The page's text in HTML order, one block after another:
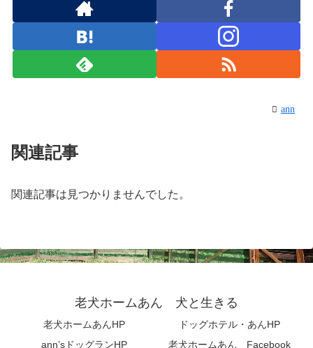
ann
関連記事
関連記事は見つかりませんでした。
老犬ホームあん 犬と生きる
老犬ホームあんHP
ドッグホテル・あんHP
ann’sドッグランHP
老犬ホームあん Facebook